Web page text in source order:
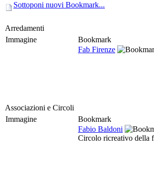
Sottoponi nuovi Bookmark...
Arredamenti
Immagine
Bookmark
Fab Firenze
Associazioni e Circoli
Immagine
Bookmark
Fabio Baldoni
Circolo ricreativo della